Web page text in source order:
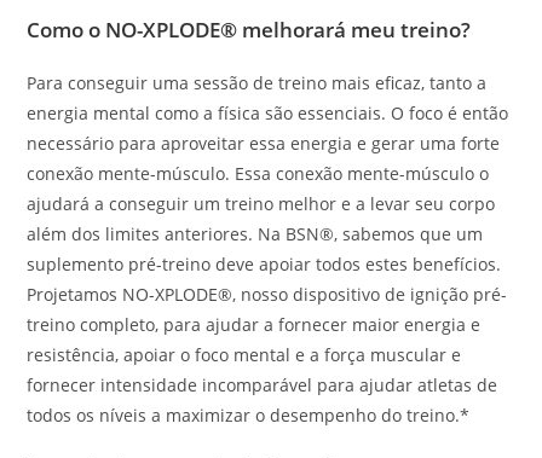
Como o NO-XPLODE® melhorará meu treino?
Para conseguir uma sessão de treino mais eficaz, tanto a
energia mental como a física são essenciais. O foco é então
necessário para aproveitar essa energia e gerar uma forte
conexão mente-músculo. Essa conexão mente-músculo o
ajudará a conseguir um treino melhor e a levar seu corpo
além dos limites anteriores. Na BSN®, sabemos que um
suplemento pré-treino deve apoiar todos estes benefícios.
Projetamos NO-XPLODE®, nosso dispositivo de ignição pré-
treino completo, para ajudar a fornecer maior energia e
resistência, apoiar o foco mental e a força muscular e
fornecer intensidade incomparável para ajudar atletas de
todos os níveis a maximizar o desempenho do treino.*